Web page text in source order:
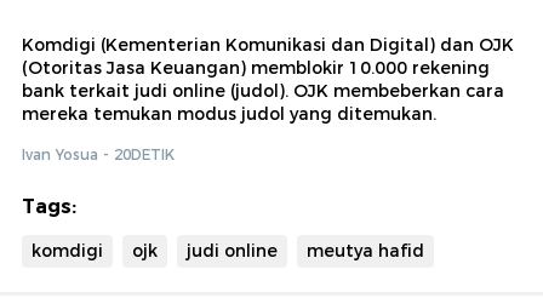
Komdigi (Kementerian Komunikasi dan Digital) dan OJK
(Otoritas Jasa Keuangan) memblokir 10.000 rekening
bank terkait judi online (judol). OJK membeberkan cara
mereka temukan modus judol yang ditemukan.
Ivan Yosua - 20DETIK
Tags:
komdigi ojk judi online meutya hafid